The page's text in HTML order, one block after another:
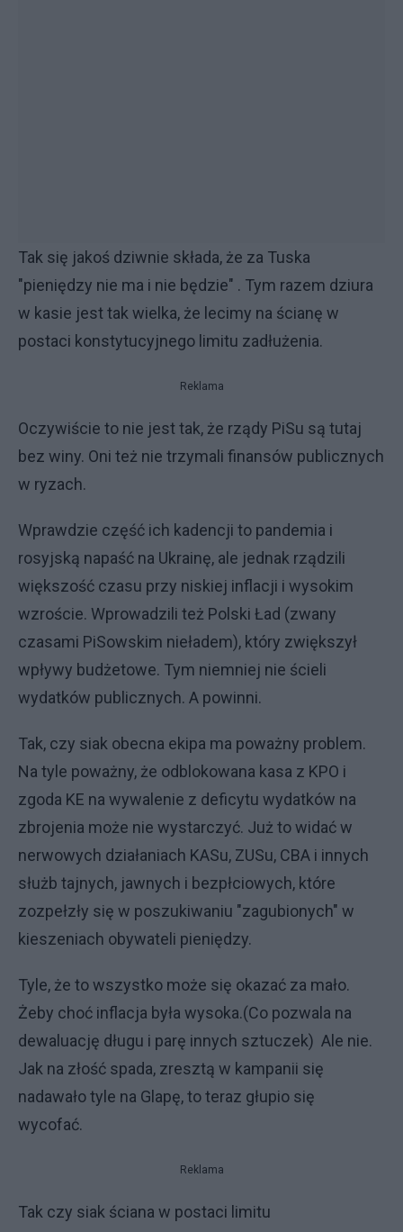
Tak się jakoś dziwnie składa, że za Tuska
"pieniędzy nie ma i nie będzie" . Tym razem dziura
w kasie jest tak wielka, że lecimy na ścianę w
postaci konstytucyjnego limitu zadłużenia.
Reklama
Oczywiście to nie jest tak, że rządy PiSu są tutaj
bez winy. Oni też nie trzymali finansów publicznych
w ryzach.
Wprawdzie część ich kadencji to pandemia i
rosyjską napaść na Ukrainę, ale jednak rządzili
większość czasu przy niskiej inflacji i wysokim
wzroście. Wprowadzili też Polski Ład (zwany
czasami PiSowskim nieładem), który zwiększył
wpływy budżetowe. Tym niemniej nie ścieli
wydatków publicznych. A powinni.
Tak, czy siak obecna ekipa ma poważny problem.
Na tyle poważny, że odblokowana kasa z KPO i
zgoda KE na wywalenie z deficytu wydatków na
zbrojenia może nie wystarczyć. Już to widać w
nerwowych działaniach KASu, ZUSu, CBA i innych
służb tajnych, jawnych i bezpłciowych, które
zozpełzły się w poszukiwaniu "zagubionych" w
kieszeniach obywateli pieniędzy.
Tyle, że to wszystko może się okazać za mało.
Żeby choć inflacja była wysoka.(Co pozwala na
dewaluację długu i parę innych sztuczek) Ale nie.
Jak na złość spada, zresztą w kampanii się
nadawało tyle na Glapę, to teraz głupio się
wycofać.
Reklama
Tak czy siak ściana w postaci limitu